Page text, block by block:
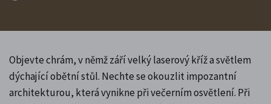
Objevte chrám, v němž září velký laserový kříž a světlem
dýchající obětní stůl. Nechte se okouzlit impozantní
architekturou, která vynikne při večerním osvětlení. Při